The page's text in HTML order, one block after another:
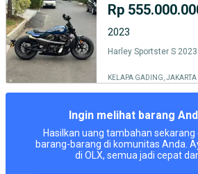
Rp
2023
Harley Sportster S 2023
Ingin melihat barang
Hasilkan uang tambahan sekarang
barang-barang di komunitas Anda.
di OLX, semua jadi cepat